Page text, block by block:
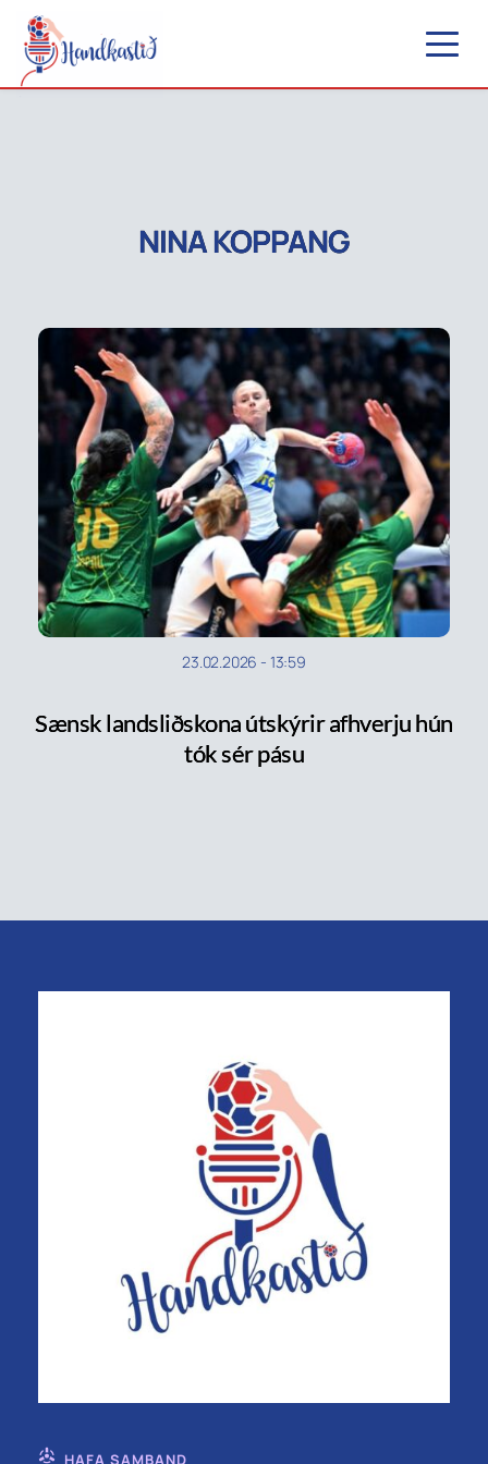
NINA KOPPANG
23.02.2026 - 13:59
Sænsk landsliðskona útskýrir afhverju hún
tók sér pásu
HAFA SAMBAND